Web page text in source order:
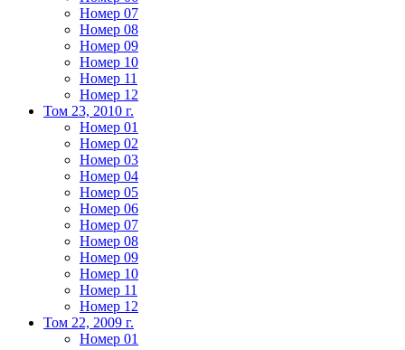
Номер 07
Номер 08
Номер 09
Номер 10
Номер 11
Номер 12
Том 23, 2010 г.
Номер 01
Номер 02
Номер 03
Номер 04
Номер 05
Номер 06
Номер 07
Номер 08
Номер 09
Номер 10
Номер 11
Номер 12
Том 22, 2009 г.
Номер 01